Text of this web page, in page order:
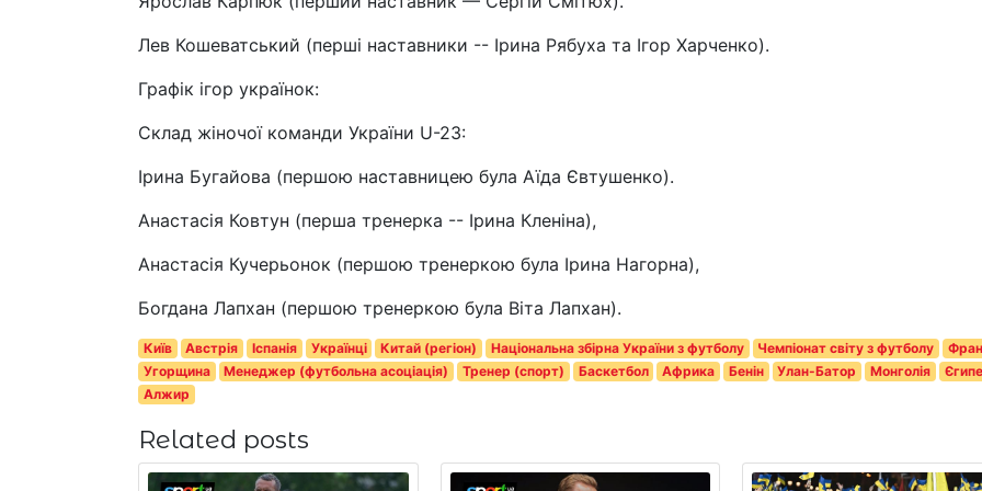
Лев Кошеватський (перші наставники -- Ірина Рябуха та Ігор Харченко).
Графік ігор українок:
Склад жіночої команди України U-23:
Ірина Бугайова (першою наставницею була Аїда Євтушенко).
Анастасія Ковтун (перша тренерка -- Ірина Кленіна),
Анастасія Кучерьонок (першою тренеркою була Ірина Нагорна),
Богдана Лапхан (першою тренеркою була Віта Лапхан).
Київ Австрія Іспанія Українці Китай (регіон) Національна збірна України з футболу Чемпіонат світу з футболу
Угорщина
Менеджер (футбольна асоціація) Тренер (спорт) Баскетбол Африка Бенін Улан-Батор Монголія
Алжир
Related posts